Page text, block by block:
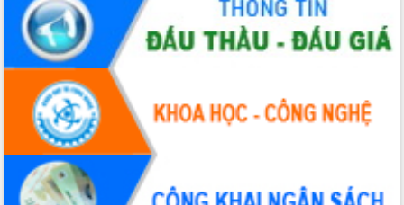
Thứ trưởng Bộ Y tế làm việc với tỉnh
Đắk Lắk về phát triển nhân lực y tế
cho trạm y tế cấp xã
Du lịch Đắk Lắk nâng tầm trải nghiệm
du khách thông qua Hệ thống cơ sở dữ
liệu và Bản đồ số
Tập huấn ứng dụng trí tuệ nhân tạo (AI)
trong thương mại điện tử năm 2026
Đoàn đại biểu Quốc hội tỉnh Đắk Lắk
trao đổi thông tin trước Kỳ họp thứ